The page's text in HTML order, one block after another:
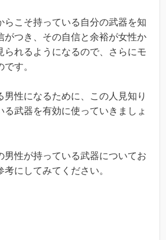
らこそ持っている自分の武器を知
がつき、その自信と余裕が女性か
られるようになるので、さらにモ
す。
男性になるために、この人見知り
る武器を有効に使っていきましょ
男性が持っている武器についてお
にしてみてください。